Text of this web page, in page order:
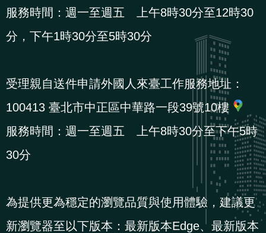
服務時間：週一至週五 上午8時30分至12時30
分，下午1時30分至5時30分
受理親自送件申請外國人來臺工作服務地址：
100413 臺北市中正區中華路一段39號10樓
服務時間：週一至週五 上午8時30分至下午5時
30分
為提供更為穩定的瀏覽品質與使用體驗，建議更
新瀏覽器至以下版本：最新版本Edge、最新版本